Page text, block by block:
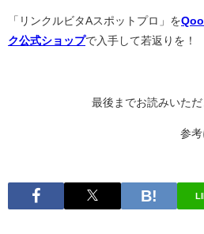
「リンクルビタAスポットプロ」を
ク公式ショップで入手して若返りを！
最後までお読みいた
参考